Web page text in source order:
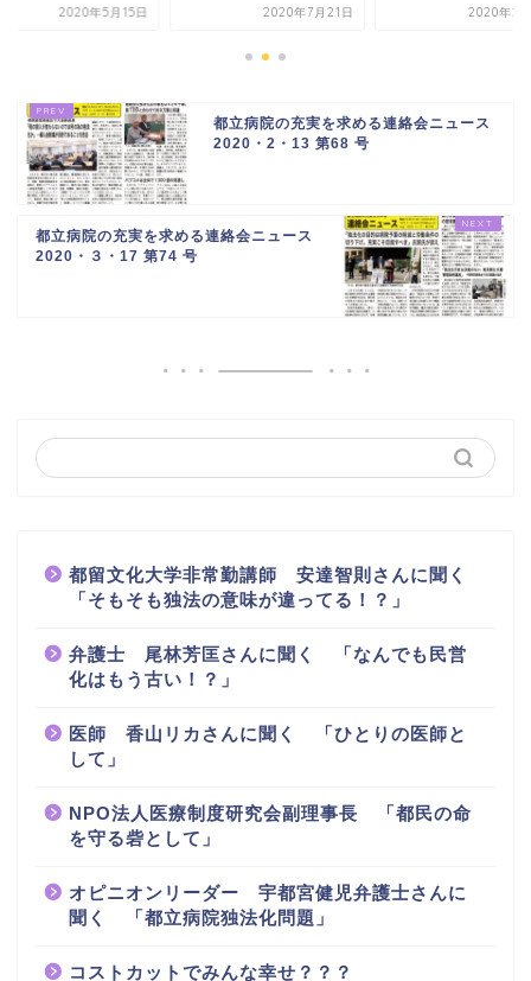
2020年5月15日 2020年7月21日 2020年2
都立病院の充実を求める連絡会ニュース
2020・2・13 第68 号
都立病院の充実を求める連絡会ニュース
2020・３・17 第74 号
都留文化大学非常勤講師 安達智則さんに聞く
「そもそも独法の意味が違ってる！？」
弁護士 尾林芳匡さんに聞く 「なんでも民営
化はもう古い！？」
医師 香山リカさんに聞く 「ひとりの医師と
して」
NPO法人医療制度研究会副理事長 「都民の命
を守る砦として」
オピニオンリーダー 宇都宮健児弁護士さんに
聞く 「都立病院独法化問題」
コストカットでみんな幸せ？？？